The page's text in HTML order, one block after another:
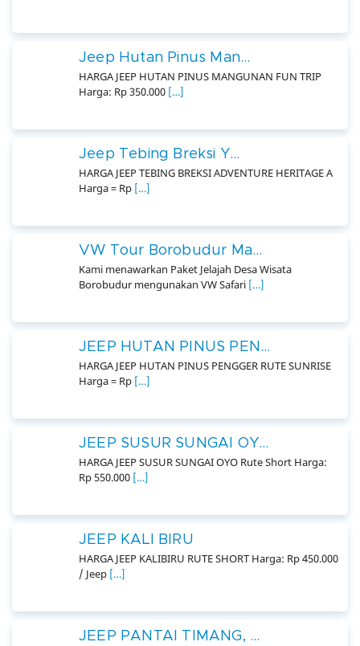
Jeep Hutan Pinus Man...
HARGA JEEP HUTAN PINUS MANGUNAN FUN TRIP
Harga: Rp 350.000 […]
Jeep Tebing Breksi Y...
HARGA JEEP TEBING BREKSI ADVENTURE HERITAGE A
Harga = Rp […]
VW Tour Borobudur Ma...
Kami menawarkan Paket Jelajah Desa Wisata
Borobudur mengunakan VW Safari […]
JEEP HUTAN PINUS PEN...
HARGA JEEP HUTAN PINUS PENGGER RUTE SUNRISE
Harga = Rp […]
JEEP SUSUR SUNGAI OY...
HARGA JEEP SUSUR SUNGAI OYO Rute Short Harga:
Rp 550.000 […]
JEEP KALI BIRU
HARGA JEEP KALIBIRU RUTE SHORT Harga: Rp 450.000
/ Jeep […]
JEEP PANTAI TIMANG, ...